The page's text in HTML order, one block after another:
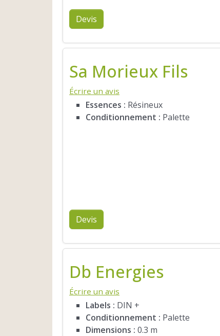
Devis
Sa Morieux Fils
Écrire un avis
Essences : Résineux
Conditionnement : Palette
Devis
Db Energies
Écrire un avis
Labels : DIN +
Conditionnement : Palette
Dimensions : 0.3 m